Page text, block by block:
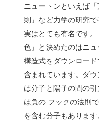
ニュートンといえば
則」など力学の研究
実はとても有名です
色」と決めたのはニ
構造式をダウンロー
含まれています。ダ
は分子と陽子の間の
は負の フックの法則
を含む分子もありま